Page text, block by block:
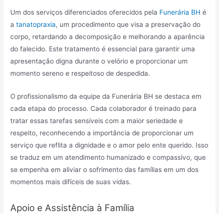
Um dos serviços diferenciados oferecidos pela Funerária BH é
atanatopraxia, um procedimento que visa a preservação do
corpo, retardando a decomposição e melhorando a aparência
do falecido. Este tratamento é essencial para garantir uma
apresentação digna durante o velório e proporcionar um
momento sereno e respeitoso de despedida.
O profissionalismo da equipe da Funerária BH se destaca em
cada etapa do processo. Cada colaborador é treinado para
tratar essas tarefas sensíveis com a maior seriedade e
respeito, reconhecendo a importância de proporcionar um
serviço que reflita a dignidade e o amor pelo ente querido. Isso
se traduz em um atendimento humanizado e compassivo, que
se empenha em aliviar o sofrimento das famílias em um dos
momentos mais difíceis de suas vidas.
Apoio e Assistência à Família